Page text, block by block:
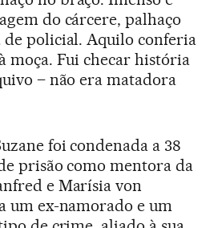
do cárcere, palhaço
de policial. Aquilo conferia
moça. Fui checar história
– não era matadora
foi condenada a 38
prisão como mentora da
e Marísia von
um ex-namorado e um